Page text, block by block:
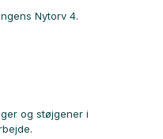
Nytorv 4.
og støjgener i